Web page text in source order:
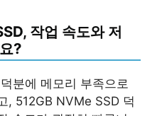
작업 속도와 저
?
분에 메모리 부족으로
, 512GB NVMe SSD 덕